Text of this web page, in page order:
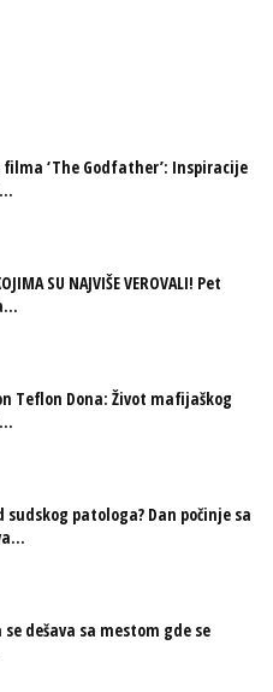
‘The Godfather’: Inspiracije
SU NAJVIŠE VEROVALI! Pet
Teflon Dona: Život mafijaškog
sudskog patologa? Dan počinje sa
se dešava sa mestom gde se